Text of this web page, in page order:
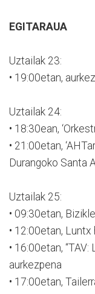
EGITARAUA
Uztailak 23:
• 19:00etan,
Uztailak 24:
• 18:30ean,
• 21:00etan,
Durangoko Santa
Uztailak 25:
• 09:30etan,
• 12:00etan, Luntx
• 16:00etan,
aurkezpena
• 17:00etan,